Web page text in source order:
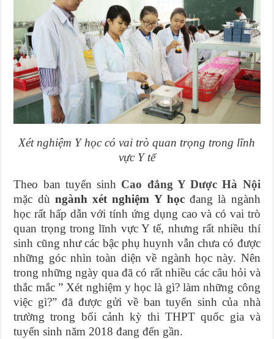
Xét nghiệm Y học có vai trò quan trọng trong lĩnh
vực Y tế
Theo ban tuyển sinh Cao đẳng Y Dược Hà Nội
mặc dù ngành xét nghiệm Y họcđang là ngành
học rất hấp dẫn với tính ứng dụng cao và có vai trò
quan trọng trong lĩnh vực Y tế, nhưng rất nhiều thí
sinh cũng như các bậc phụ huynh vẫn chưa có được
những góc nhìn toàn diện về ngành học này. Nên
trong những ngày qua đã có rất nhiều các câu hỏi và
thắc mắc ” Xét nghiệm y học là gì? làm những công
việc gì?” đã được gửi về ban tuyển sinh của nhà
trường trong bối cảnh kỳ thi THPT quốc gia và
tuyển sinh năm 2018 đang đến gần.